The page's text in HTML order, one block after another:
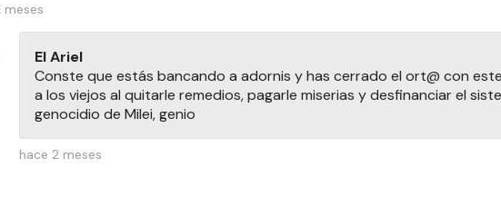
meses
El Ariel
Conste que estás bancando a adornis y has cerrado el ort@ con
a los viejos al quitarle remedios, pagarle miserias y desfinanciar el
genocidio de Milei, genio
hace 2 meses